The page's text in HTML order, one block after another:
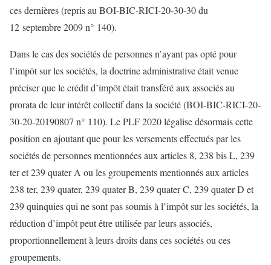
ces dernières (repris au BOI-BIC-RICI-20-30-30 du
12 septembre 2009 n° 140).
Dans le cas des sociétés de personnes n’ayant pas opté pour
l’impôt sur les sociétés, la doctrine administrative était venue
préciser que le crédit d’impôt était transféré aux associés au
prorata de leur intérêt collectif dans la société (BOI-BIC-RICI-20-
30-20-20190807 n° 110). Le PLF 2020 légalise désormais cette
position en ajoutant que pour les versements effectués par les
sociétés de personnes mentionnées aux articles 8, 238 bis L, 239
ter et 239 quater A ou les groupements mentionnés aux articles
238 ter, 239 quater, 239 quater B, 239 quater C, 239 quater D et
239 quinquies qui ne sont pas soumis à l’impôt sur les sociétés, la
réduction d’impôt peut être utilisée par leurs associés,
proportionnellement à leurs droits dans ces sociétés ou ces
groupements.